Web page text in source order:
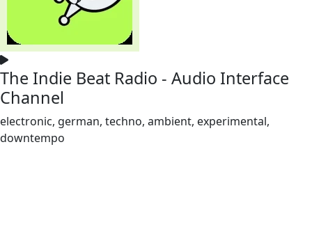
The Indie Beat Radio - Audio Interface
Channel
electronic, german, techno, ambient, experimental,
downtempo